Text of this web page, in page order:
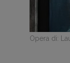
Opera di: